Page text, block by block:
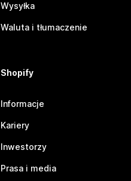
Wysyłka
Waluta i tłumaczenie
Shopify
Informacje
Kariery
Inwestorzy
Prasa i media